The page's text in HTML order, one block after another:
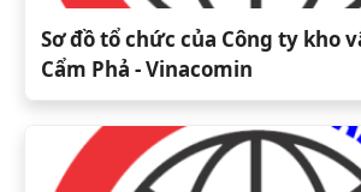
Sơ đồ tổ chức của Công ty kho
Cẩm Phả - Vinacomin